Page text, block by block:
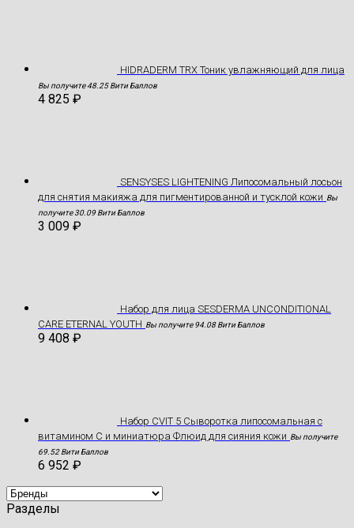
HIDRADERM TRX Тоник увлажняющий для лица
Вы получите 48.25 Вити Баллов
4 825 ₽
SENSYSES LIGHTENING Липосомальный лосьон
для снятия макияжа для пигментированной и тусклой кожи Вы
получите 30.09 Вити Баллов
3 009 ₽
Hабор для лица SESDERMA UNCONDITIONAL
CARE ETERNAL YOUTH Вы получите 94.08 Вити Баллов
9 408 ₽
Набор CVIT 5 Сыворотка липосомальная с
витамином С и миниатюра Флюид для сияния кожи Вы получите
69.52 Вити Баллов
6 952 ₽
Разделы